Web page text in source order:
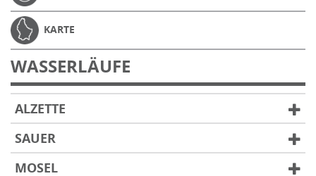
KARTE
WASSERLÄUFE
ALZETTE
SAUER
MOSEL